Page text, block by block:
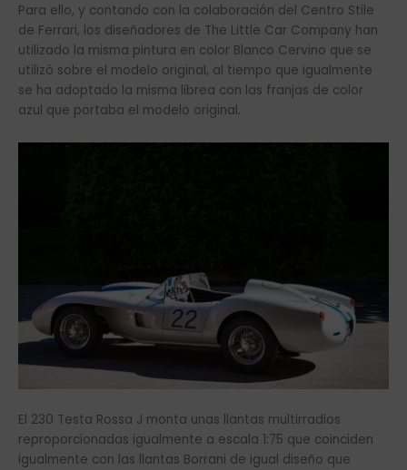
Para ello, y contando con la colaboración del Centro Stile
de Ferrari, los diseñadores de The Little Car Company han
utilizado la misma pintura en color Blanco Cervino que se
utilizó sobre el modelo original, al tiempo que igualmente
se ha adoptado la misma librea con las franjas de color
azul que portaba el modelo original.
El 230 Testa Rossa J monta unas llantas multirradios
reproporcionadas igualmente a escala 1:75 que coinciden
igualmente con las llantas Borrani de igual diseño que